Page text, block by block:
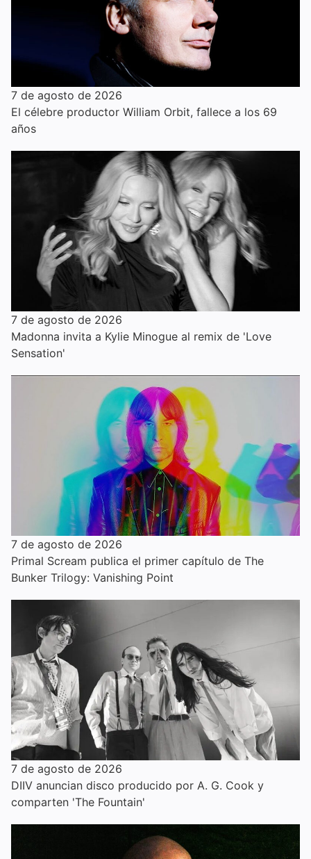
7 de agosto de 2026
El célebre productor William Orbit, fallece a los 69
años
7 de agosto de 2026
Madonna invita a Kylie Minogue al remix de 'Love
Sensation'
7 de agosto de 2026
Primal Scream publica el primer capítulo de The
Bunker Trilogy: Vanishing Point
7 de agosto de 2026
DIIV anuncian disco producido por A. G. Cook y
comparten 'The Fountain'